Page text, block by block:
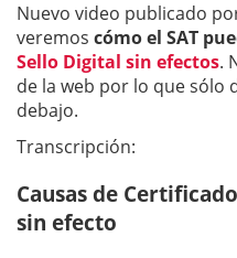
Nuevo video publicado
veremos cómo el SAT
Sello Digital sin efectos.
de la web por lo que sólo
debajo.
Transcripción:
Causas de
sin efecto